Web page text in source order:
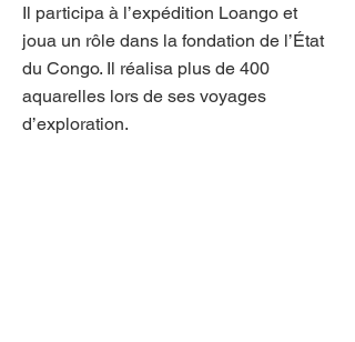
Il participa à l’expédition Loango et
joua un rôle dans la fondation de l’État
du Congo. Il réalisa plus de 400
aquarelles lors de ses voyages
d’exploration.